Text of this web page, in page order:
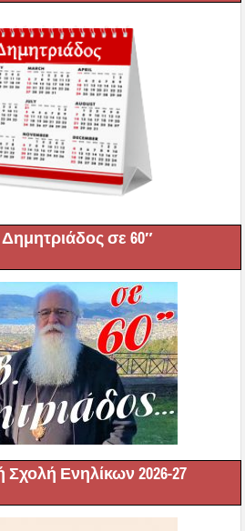
σε 60″
Σχολή Ενηλίκων 2026-27